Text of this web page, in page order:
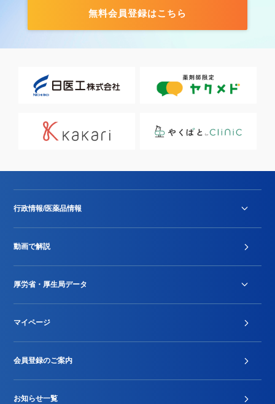
無料会員登録はこちら
行政情報/医薬品情報
Stu-GEレポート
動画で解説
厚労省・厚生局データ
2024年度新設項目届出状況
マイページ
会員登録のご案内
お知らせ一覧